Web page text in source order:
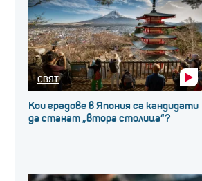
СВЯТ
Кои градове в Япония са кандидати
да станат „втора столица“?